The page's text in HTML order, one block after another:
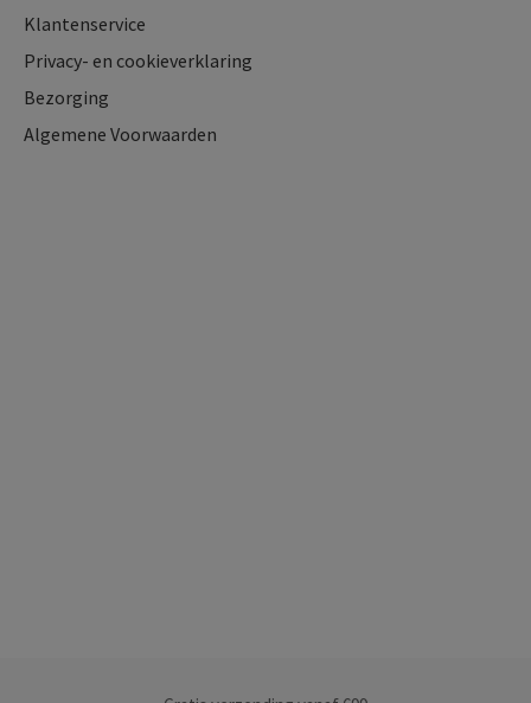
Klantenservice
Privacy- en cookieverklaring
Bezorging
Algemene Voorwaarden